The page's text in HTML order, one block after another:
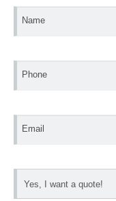
Name
Phone
Email